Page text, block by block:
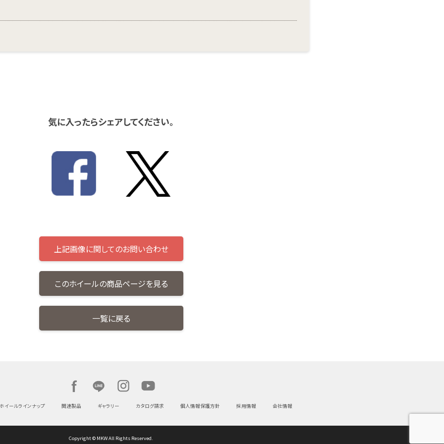
気に入ったらシェアしてください。
上記画像に関してのお問い合わせ
このホイールの商品ページを見る
一覧に戻る
ホイールラインナップ 関連製品 ギャラリー カタログ請求 個人情報保護方針 採用情報 会社情報
Copyright © MKW All Rights Reserved.